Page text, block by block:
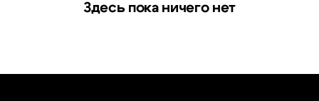
Здесь пока ничего нет